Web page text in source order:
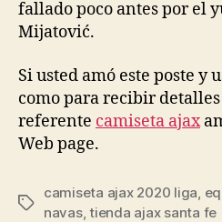
fallado poco antes por el
Mijatović.
Si usted amó este poste y
como para recibir
referente camiseta ajax
Web page.
Etiquetas
camiseta ajax 2020 liga
navas,tienda ajax santa fe